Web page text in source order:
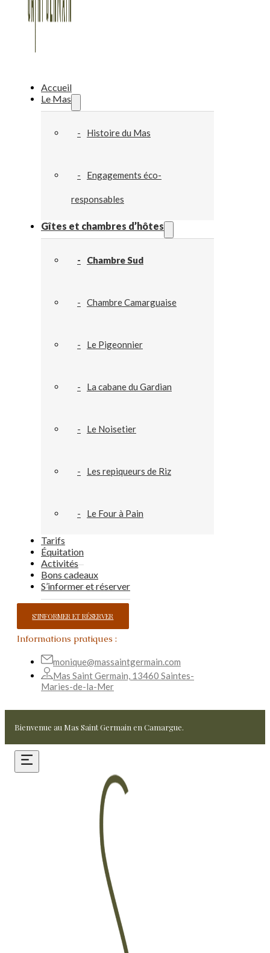
Accueil
Le Mas
Histoire du Mas
Engagements éco-
responsables
Gîtes et chambres d’hôtes
Chambre Sud
Chambre Camarguaise
Le Pigeonnier
La cabane du Gardian
Le Noisetier
Les repiqueurs de Riz
Le Four à Pain
Tarifs
Équitation
Activités
Bons cadeaux
S’informer et réserver
S'INFORMER ET RÉSERVER
Informations pratiques :
monique@massaintgermain.com
Mas Saint Germain, 13460 Saintes-
Maries-de-la-Mer
Bienvenue au Mas Saint Germain en Camargue.